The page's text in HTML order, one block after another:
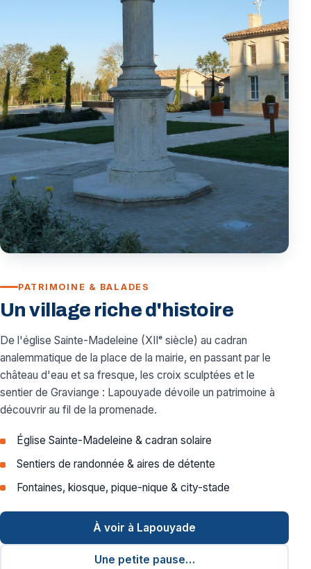
PATRIMOINE & BALADES
Un village riche d'histoire
De l'église Sainte-Madeleine (XIIᵉ siècle) au cadran
analemmatique de la place de la mairie, en passant par le
château d'eau et sa fresque, les croix sculptées et le
sentier de Graviange : Lapouyade dévoile un patrimoine à
découvrir au fil de la promenade.
Église Sainte-Madeleine & cadran solaire
Sentiers de randonnée & aires de détente
Fontaines, kiosque, pique-nique & city-stade
À voir à Lapouyade
Une petite pause…